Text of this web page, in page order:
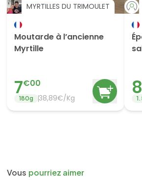
MYRTILLES DU TRIMOULET
Moutarde à l’ancienne
Myrtille
7€00
180g 38,89€/Kg
Vous pourriez aimer